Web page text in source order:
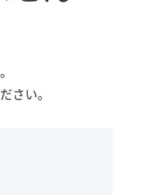
さい。